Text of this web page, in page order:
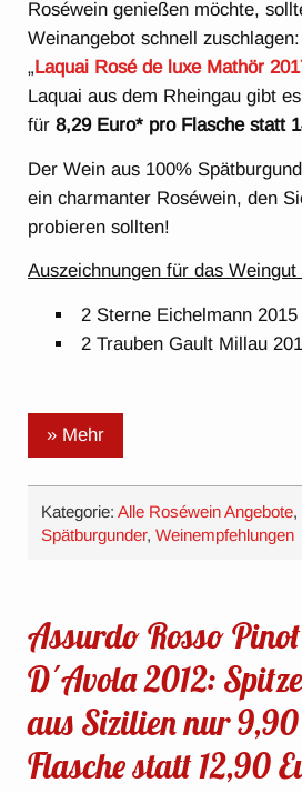
Roséwein genießen möchte,
Weinangebot schnell
„ Laquai Rosé de luxe Mathör
Laquai aus dem Rheingau gibt
für8,29 Euro* pro Flasche statt
Der Wein aus 100%
ein charmanter Roséwein, den
probieren sollten!
Auszeichnungen für das Weingut
2 Sterne Eichelmann 2015
2 Trauben Gault Millau
» Mehr
Kategorie:Alle Roséwein Angebote,
Spätburgunder,Weinempfehlungen
Assurdo Rosso
D´Avola 2012:
aus Sizilien nur
Flasche statt 12,90